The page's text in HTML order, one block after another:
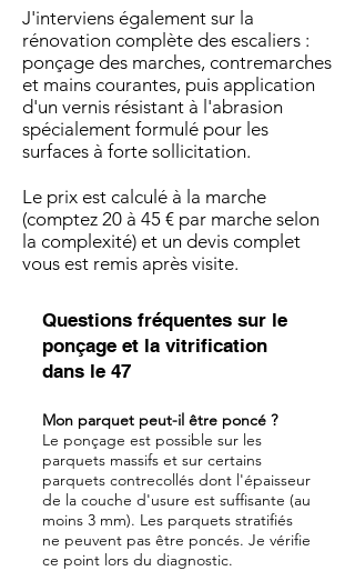
J'interviens également sur la
rénovation complète des escaliers :
ponçage des marches, contremarches
et mains courantes, puis application
d'un vernis résistant à l'abrasion
spécialement formulé pour les
surfaces à forte sollicitation.
Le prix est calculé à la marche
(comptez 20 à 45 € par marche selon
la complexité) et un devis complet
vous est remis après visite.
Questions fréquentes sur le
ponçage et la vitrification
dans le 47
Mon parquet peut-il être poncé ?
Le ponçage est possible sur les
parquets massifs et sur certains
parquets contrecollés dont l'épaisseur
de la couche d'usure est suffisante (au
moins 3 mm). Les parquets stratifiés
ne peuvent pas être poncés. Je vérifie
ce point lors du diagnostic.